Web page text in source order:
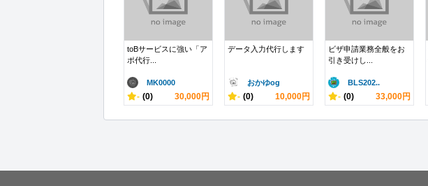
toBサービスに強い「ア
ポ代行...
MK0000
- (0) 30,000円
データ入力代行します
おかゆog
- (0) 10,000円
ビザ申請業務全般をお
引き受けし...
BLS202..
- (0) 33,000円